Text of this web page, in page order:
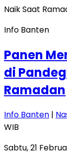
Info Banten
Panen
di
Ramadan
Info Banten |
WIB
Sabtu, 21